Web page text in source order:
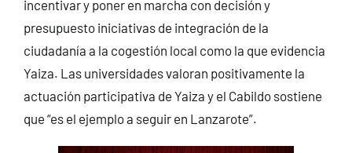
incentivar y poner en marcha con decisión y
presupuesto iniciativas de integración de la
ciudadanía a la cogestión local como la que evidencia
Yaiza. Las universidades valoran positivamente la
actuación participativa de Yaiza y el Cabildo sostiene
que “es el ejemplo a seguir en Lanzarote”.